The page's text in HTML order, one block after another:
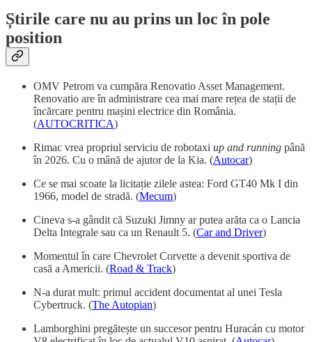
Știrile care nu au prins un loc în pole
position
OMV Petrom va cumpăra Renovatio Asset Management.
Renovatio are în administrare cea mai mare rețea de stații de
încărcare pentru mașini electrice din România.
(AUTOCRITICA)
Rimac vrea propriul serviciu de robotaxi up and running până
în 2026. Cu o mână de ajutor de la Kia. (Autocar)
Ce se mai scoate la licitație zilele astea: Ford GT40 Mk I din
1966, model de stradă. (Mecum)
Cineva s-a gândit că Suzuki Jimny ar putea arăta ca o Lancia
Delta Integrale sau ca un Renault 5. (Car and Driver)
Momentul în care Chevrolet Corvette a devenit sportiva de
casă a Americii. (Road & Track)
N-a durat mult: primul accident documentat al unei Tesla
Cybertruck. (The Autopian)
Lamborghini pregătește un succesor pentru Huracán cu motor